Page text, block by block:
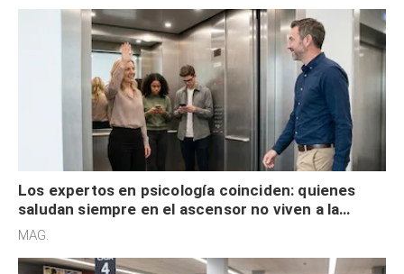
Los expertos en psicología coinciden: quienes
saludan siempre en el ascensor no viven a la
defensiva y tienen apertura social
MAG.